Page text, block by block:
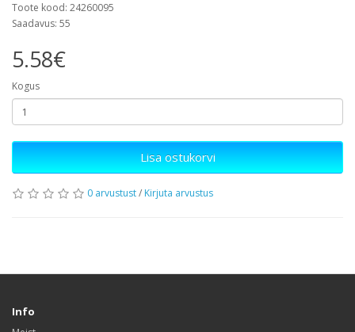
Toote kood: 24260095
Saadavus: 55
5.58€
Kogus
Lisa ostukorvi
0 arvustust/ Kirjuta arvustus
Info